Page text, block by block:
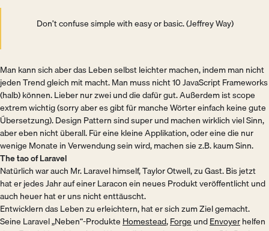
Don’t confuse simple with easy or basic. (Jeffrey Way)
Man kann sich aber das Leben selbst leichter machen, indem man nicht
jeden Trend gleich mit macht. Man muss nicht 10 JavaScript Frameworks
(halb) können. Lieber nur zwei und die dafür gut. Außerdem ist scope
extrem wichtig (sorry aber es gibt für manche Wörter einfach keine gute
Übersetzung). Design Pattern sind super und machen wirklich viel Sinn,
aber eben nicht überall. Für eine kleine Applikation, oder eine die nur
wenige Monate in Verwendung sein wird, machen sie z.B. kaum Sinn.
The tao of Laravel
Natürlich war auch Mr. Laravel himself, Taylor Otwell, zu Gast. Bis jetzt
hat er jedes Jahr auf einer Laracon ein neues Produkt veröffentlicht und
auch heuer hat er uns nicht enttäuscht.
Entwicklern das Leben zu erleichtern, hat er sich zum Ziel gemacht.
Seine Laravel „Neben“-Produkte Homestead,Forge undEnvoyerhelfen